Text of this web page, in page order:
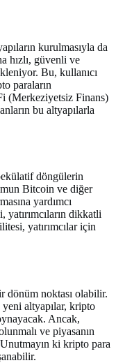
kurulmasıyla da
hızlı, güvenli ve
Bu, kullanıcı
paraların
(Merkeziyetsiz Finans)
bu altyapılarla
döngülerin
Bitcoin ve diğer
yardımcı
yatırımcıların dikkatli
yatırımcılar için
dönüm noktası olabilir.
altyapılar, kripto
Ancak,
ve piyasanın
ki kripto para